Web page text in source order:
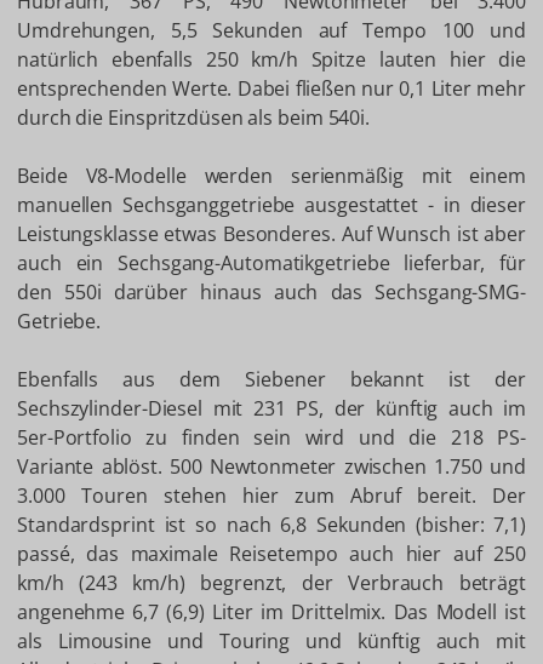
Umdrehungen, 5,5 Sekunden auf Tempo 100 und
natürlich ebenfalls 250 km/h Spitze lauten hier die
entsprechenden Werte. Dabei fließen nur 0,1 Liter mehr
durch die Einspritzdüsen als beim 540i.
Beide V8-Modelle werden serienmäßig mit einem
manuellen Sechsganggetriebe ausgestattet - in dieser
Leistungsklasse etwas Besonderes. Auf Wunsch ist aber
auch ein Sechsgang-Automatikgetriebe lieferbar, für
den 550i darüber hinaus auch das Sechsgang-SMG-
Getriebe.
Ebenfalls aus dem Siebener bekannt ist der
Sechszylinder-Diesel mit 231 PS, der künftig auch im
5er-Portfolio zu finden sein wird und die 218 PS-
Variante ablöst. 500 Newtonmeter zwischen 1.750 und
3.000 Touren stehen hier zum Abruf bereit. Der
Standardsprint ist so nach 6,8 Sekunden (bisher: 7,1)
passé, das maximale Reisetempo auch hier auf 250
km/h (243 km/h) begrenzt, der Verbrauch beträgt
angenehme 6,7 (6,9) Liter im Drittelmix. Das Modell ist
als Limousine und Touring und künftig auch mit